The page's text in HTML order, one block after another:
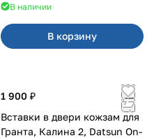
В наличии
В корзину
1 900 ₽
Вставки в двери кожзам для
Гранта, Калина 2, Datsun On-